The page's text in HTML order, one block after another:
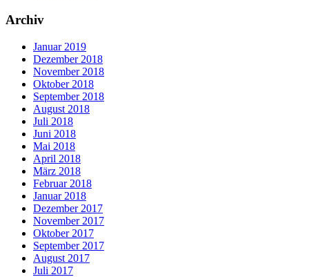
Archiv
Januar 2019
Dezember 2018
November 2018
Oktober 2018
September 2018
August 2018
Juli 2018
Juni 2018
Mai 2018
April 2018
März 2018
Februar 2018
Januar 2018
Dezember 2017
November 2017
Oktober 2017
September 2017
August 2017
Juli 2017